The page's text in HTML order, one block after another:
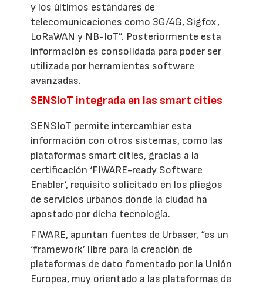
y los últimos estándares de
telecomunicaciones como 3G/4G, Sigfox,
LoRaWAN y NB-IoT”. Posteriormente esta
información es consolidada para poder ser
utilizada por herramientas software
avanzadas.
SENSIoT integrada en las smart cities
SENSIoT permite intercambiar esta
información con otros sistemas, como las
plataformas smart cities, gracias a la
certificación ‘FIWARE-ready Software
Enabler’, requisito solicitado en los pliegos
de servicios urbanos donde la ciudad ha
apostado por dicha tecnología.
FIWARE, apuntan fuentes de Urbaser, “es un
‘framework’ libre para la creación de
plataformas de dato fomentado por la Unión
Europea, muy orientado a las plataformas de